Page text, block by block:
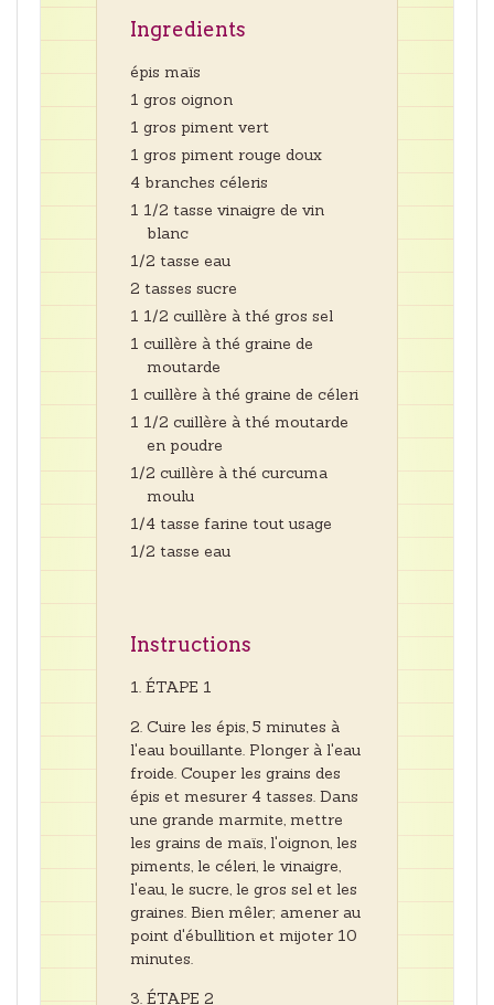
Ingredients
épis maïs
1 gros oignon
1 gros piment vert
1 gros piment rouge doux
4 branches céleris
1 1/2 tasse vinaigre de vin
blanc
1/2 tasse eau
2 tasses sucre
1 1/2 cuillère à thé gros sel
1 cuillère à thé graine de
moutarde
1 cuillère à thé graine de céleri
1 1/2 cuillère à thé moutarde
en poudre
1/2 cuillère à thé curcuma
moulu
1/4 tasse farine tout usage
1/2 tasse eau
Instructions
ÉTAPE 1
Cuire les épis, 5 minutes à
l'eau bouillante. Plonger à l'eau
froide. Couper les grains des
épis et mesurer 4 tasses. Dans
une grande marmite, mettre
les grains de maïs, l'oignon, les
piments, le céleri, le vinaigre,
l'eau, le sucre, le gros sel et les
graines. Bien mêler; amener au
point d'ébullition et mijoter 10
minutes.
ÉTAPE 2